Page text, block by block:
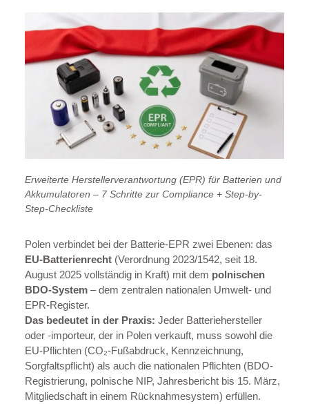
Erweiterte Herstellerverantwortung (EPR) für Batterien und
Akkumulatoren – 7 Schritte zur Compliance + Step-by-
Step-Checkliste
Polen verbindet bei der Batterie-EPR zwei Ebenen: das
EU-Batterienrecht(Verordnung 2023/1542, seit 18.
August 2025 vollständig in Kraft) mit dem polnischen
BDO-System– dem zentralen nationalen Umwelt- und
EPR-Register.
Das bedeutet in der Praxis: Jeder Batteriehersteller
oder -importeur, der in Polen verkauft, muss sowohl die
EU-Pflichten (CO₂-Fußabdruck, Kennzeichnung,
Sorgfaltspflicht) als auch die nationalen Pflichten (BDO-
Registrierung, polnische NIP, Jahresbericht bis 15. März,
Mitgliedschaft in einem Rücknahmesystem) erfüllen.